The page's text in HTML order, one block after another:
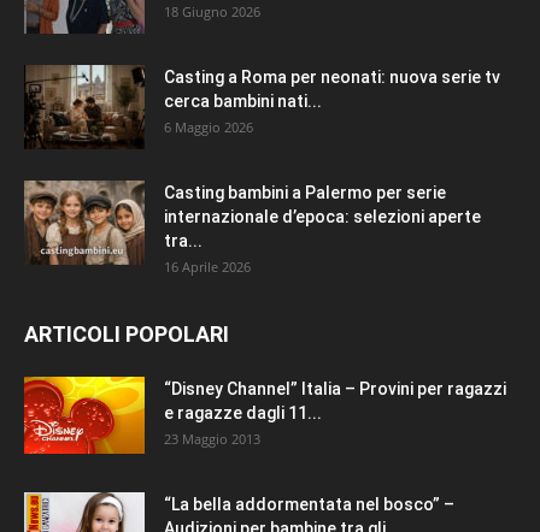
18 Giugno 2026
Casting a Roma per neonati: nuova serie tv
cerca bambini nati...
6 Maggio 2026
Casting bambini a Palermo per serie
internazionale d’epoca: selezioni aperte
tra...
16 Aprile 2026
ARTICOLI POPOLARI
“Disney Channel” Italia – Provini per ragazzi
e ragazze dagli 11...
23 Maggio 2013
“La bella addormentata nel bosco” –